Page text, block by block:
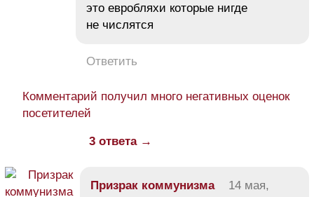
это евробляхи которые нигде
не числятся
Ответить
Комментарий получил много негативных оценок
посетителей
3 ответа →
Призрак коммунизма
14 мая,